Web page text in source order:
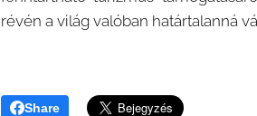
révén a világ valóban határtalanná
Share